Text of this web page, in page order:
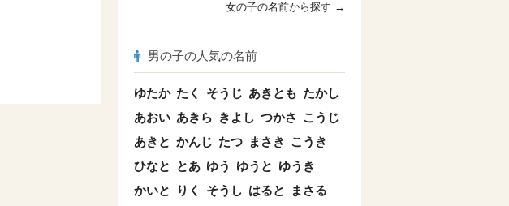
女の子の名前から探す →
男の子の人気の名前
ゆたか たく そうじ あきとも たかし
あおい あきら きよし つかさ こうじ
あきと かんじ たつ まさき こうき
ひなと
とあ ゆう ゆうと ゆうき
かいと
りく そうし はると まさる